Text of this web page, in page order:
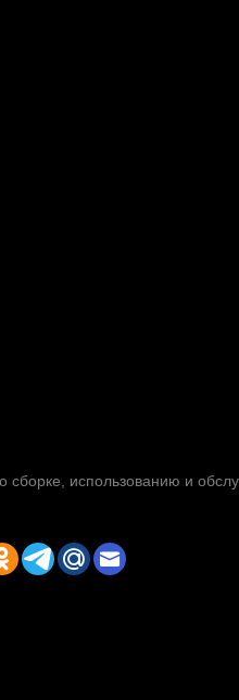
сборке, использованию и